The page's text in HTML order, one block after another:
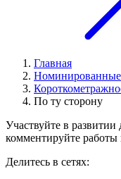
Главная
Номинированные
По ту сторону
Участвуйте в
комментируйте
Делитесь в сетях: